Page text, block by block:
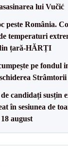
lui Vučić
peste România.
temperaturi
țară-HĂRȚI
pe fondul
de candidați susțin
în sesiunea de
august